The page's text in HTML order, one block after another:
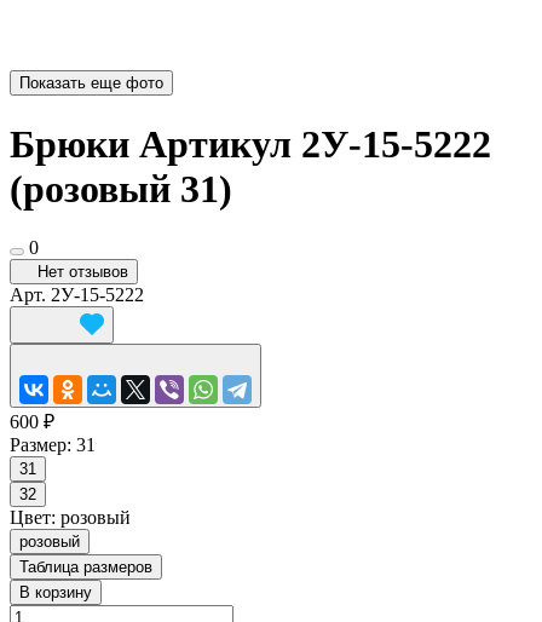
Показать еще фото
Брюки Артикул 2У-15-5222
(розовый 31)
0
Нет отзывов
Арт. 2У-15-5222
600 ₽
Размер: 31
31
32
Цвет: розовый
розовый
Таблица размеров
В корзину